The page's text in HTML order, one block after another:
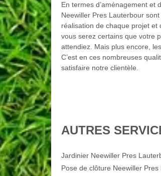
En termes d’aménagement et
Neewiller Pres Lauterbour
réalisation de chaque projet et
vous serez certains que votre
attendiez. Mais plus encore,
C’est en ces nombreuses
satisfaire notre clientèle.
AUTRES
Jardinier Neewiller Pres
Pose de clôture Neewiller